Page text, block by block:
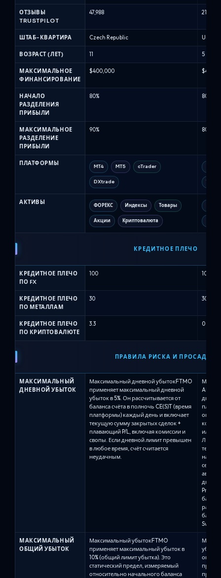
проп-
фирм
(Август
ОТЗЫВЫ
TRUSTPILOT
47,988 21,314
ШТАБ-КВАРТИРА Czech Republic United
ВОЗРАСТ (ЛЕТ) 11 5
МАКСИМАЛЬНОЕ
ФИНАНСИРОВАНИЕ
$400,000
НАЧАЛО
РАЗДЕЛЕНИЯ
ПРИБЫЛИ
80% 80%
МАКСИМАЛЬНОЕ
РАЗДЕЛЕНИЕ
ПРИБЫЛИ
90% 80%
ПЛАТФОРМЫ MT4 MT5 cTrader
DXtrade
АКТИВЫ ФОРЕКС Индексы Товары
Акции Криптовалюта
КРЕДИТНОЕ ПЛЕЧО
КРЕДИТНОЕ ПЛЕЧО
ПО FX
100 100
КРЕДИТНОЕ ПЛЕЧО
ПО МЕТАЛЛАМ
30 30
КРЕДИТНОЕ ПЛЕЧО
ПО КРИПТОВАЛЮТЕ
3.3 0
ПРАВИЛА РИСКА И ПРОСАДКИ
МАКСИМАЛЬНЫЙ
ДНЕВНОЙ УБЫТОК
Максимальный дневной убытокFTMO
применяет максимальный дневной
убыток в 5%. Он рассчитывается от
баланса счёта в полночь CE(S)T (время
платформы) каждый день и включает
текущую сумму закрытых сделок +
плавающий P/L, включая комиссии и
свопы. Если дневной лимит превышен
в любое время, счёт считается
неудачным.
Alpha
плана,
или
Лимит
Pro
Swing:
МАКСИМАЛЬНЫЙ
ОБЩИЙ УБЫТОК
Максимальный убытокFTMO
применяет максимальный убыток в
10% (общий лимит убытка). Это
статический предел, измеряемый
относительно начального баланса